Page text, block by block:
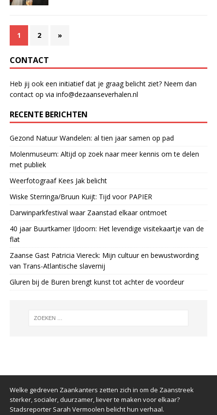
1 2 »
CONTACT
Heb jij ook een initiatief dat je graag belicht ziet? Neem dan
contact op via info@dezaanseverhalen.nl
RECENTE BERICHTEN
Gezond Natuur Wandelen: al tien jaar samen op pad
Molenmuseum: Altijd op zoek naar meer kennis om te delen
met publiek
Weerfotograaf Kees Jak belicht
Wiske Sterringa/Bruun Kuijt: Tijd voor PAPIER
Darwinparkfestival waar Zaanstad elkaar ontmoet
40 jaar Buurtkamer IJdoorn: Het levendige visitekaartje van de
flat
Zaanse Gast Patricia Viereck: Mijn cultuur en bewustwording
van Trans-Atlantische slavernij
Gluren bij de Buren brengt kunst tot achter de voordeur
Welke gedreven Zaankanters zetten zich in om de Zaanstreek
sterker, socialer, duurzamer, liever te maken voor elkaar?
Stadsreporter Sarah Vermoolen belicht hun verhaal.